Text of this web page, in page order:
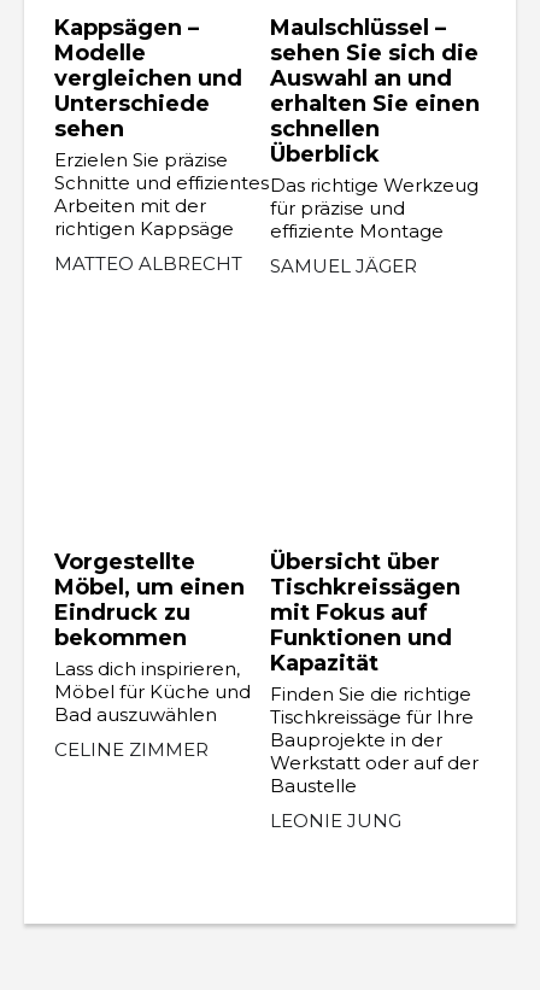
Kappsägen –
Modelle
vergleichen und
Unterschiede
sehen
Erzielen Sie präzise
Schnitte und effizientes
Arbeiten mit der
richtigen Kappsäge
MATTEO ALBRECHT
Maulschlüssel –
sehen Sie sich die
Auswahl an und
erhalten Sie einen
schnellen
Überblick
Das richtige Werkzeug
für präzise und
effiziente Montage
SAMUEL JÄGER
Vorgestellte
Möbel, um einen
Eindruck zu
bekommen
Lass dich inspirieren,
Möbel für Küche und
Bad auszuwählen
CELINE ZIMMER
Übersicht über
Tischkreissägen
mit Fokus auf
Funktionen und
Kapazität
Finden Sie die richtige
Tischkreissäge für Ihre
Bauprojekte in der
Werkstatt oder auf der
Baustelle
LEONIE JUNG